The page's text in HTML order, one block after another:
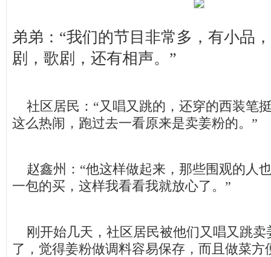
弟弟：“我们的节目非常多，有小品
剧，歌剧，还有相声。”
社区居民：“又唱又跳的，还穿的西装笔
这么热闹，跑过去一看原来是卖姜粉的。”
赵鑫州：“他这样做起来，那些围观的人
一包的买，这样我看看我就放心了。”
刚开始几天，社区居民被他们又唱又跳卖
了，觉得姜粉做调料容易保存，而且做菜方